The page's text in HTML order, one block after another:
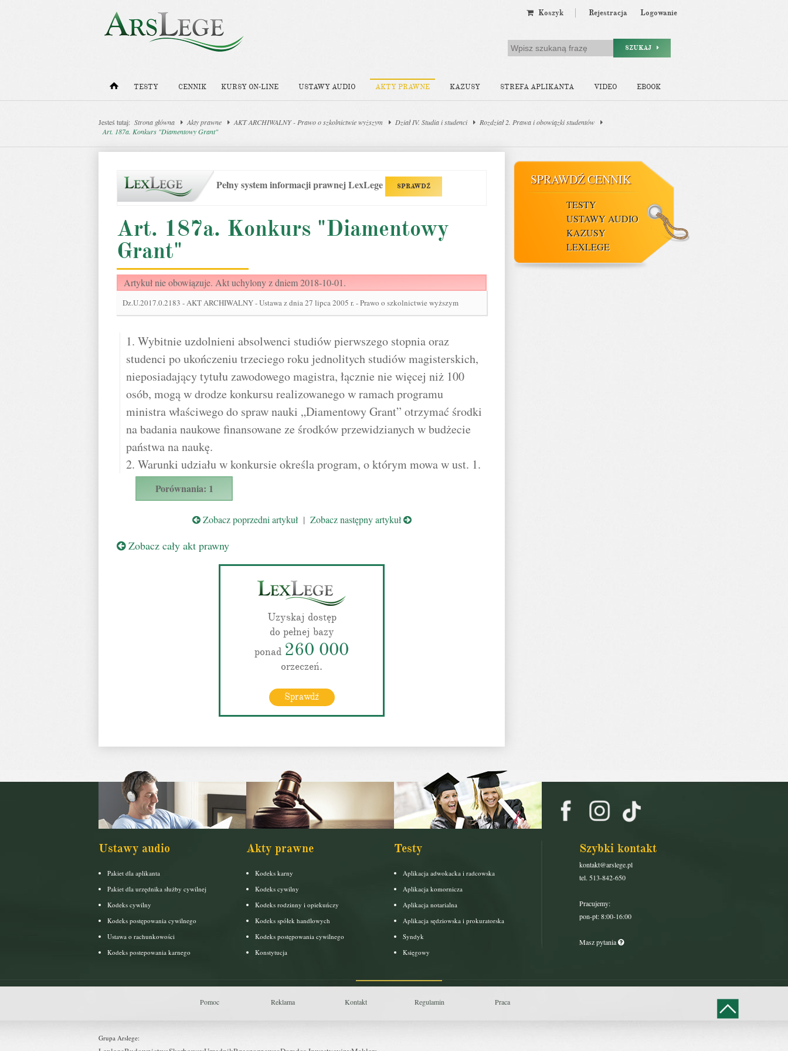
Koszyk Rejestracja Logowanie
SZUKAJ
TESTY CENNIK KURSY ON-LINE USTAWY AUDIO AKTY PRAWNE KAZUSY STREFA APLIKANTA VIDEO EBOOK
Jesteś tutaj: Strona główna Akty prawne AKT ARCHIWALNY - Prawo o szkolnictwie wyższym Dział IV. Studia i studenci
Rozdział 2. Prawa i obowiązki studentów
Art. 187a. Konkurs "Diamentowy Grant"
Pełny system informacji prawnej LexLege SPRAWDŹ
Art. 187a. Konkurs "Diamentowy
Grant"
Artykuł nie obowiązuje. Akt uchylony z dniem 2018-10-01.
Dz.U.2017.0.2183 -AKT ARCHIWALNY - Ustawa z dnia 27 lipca 2005 r. - Prawo o szkolnictwie wyższym
1. Wybitnie uzdolnieni absolwenci studiów pierwszego stopnia oraz
studenci po ukończeniu trzeciego roku jednolitych studiów magisterskich,
nieposiadający tytułu zawodowego magistra, łącznie nie więcej niż 100
osób, mogą w drodze konkursu realizowanego w ramach programu
ministra właściwego do spraw nauki „Diamentowy Grant” otrzymać środki
na badania naukowe finansowane ze środków przewidzianych w budżecie
państwa na naukę.
2. Warunki udziału w konkursie określa program, o którym mowa w ust. 1.
Porównania: 1
Zobacz poprzedni artykuł| Zobacz następny artykuł
Zobacz cały akt prawny
Uzyskaj dostęp
do pełnej bazy
ponad 260 000
orzeczeń.
Sprawdź
SPRAWDŹ CENNIK
TESTY
USTAWY AUDIO
KAZUSY
LEXLEGE
Ustawy audio
Pakiet dla aplikanta
Pakiet dla urzędnika służby cywilnej
Kodeks cywilny
Kodeks postępowania cywilnego
Ustawa o rachunkowości
Kodeks postepowania karnego
Akty prawne
Kodeks karny
Kodeks cywilny
Kodeks rodzinny i opiekuńczy
Kodeks spółek handlowych
Kodeks postępowania cywilnego
Konstytucja
Testy
Aplikacja adwokacka i radcowska
Aplikacja komornicza
Aplikacja notarialna
Aplikacja sędziowska i prokuratorska
Syndyk
Księgowy
Szybki kontakt
kontakt@arslege.pl
tel. 513-842-650
Pracujemy:
pon-pt: 8:00-16:00
Masz pytania
Pomoc Reklama Kontakt Regulamin Praca
Grupa Arslege: